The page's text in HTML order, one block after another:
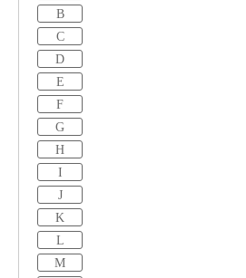
B
C
D
E
F
G
H
I
J
K
L
M